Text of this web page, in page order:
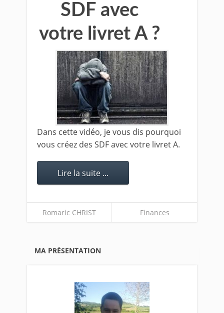
SDF avec
votre livret A ?
Dans cette vidéo, je vous dis pourquoi
vous créez des SDF avec votre livret A.
Lire la suite ...
Romaric CHRIST Finances
MA PRÉSENTATION